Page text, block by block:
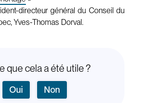
directeur général du Conseil du
Yves-Thomas Dorval.
que cela a été utile ?
Oui Non